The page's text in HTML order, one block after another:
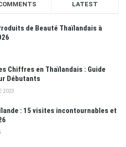
LATEST
de Beauté Thaïlandais à
Chiffres en Thaïlandais : Guide
Débutants
2023
: 15 visites incontournables et